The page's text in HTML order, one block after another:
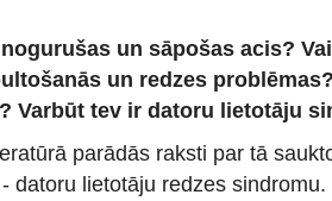
un sāpošas acis?
un redzes
Varbūt tev ir datoru lietotāju
parādās raksti par tā
- datoru lietotāju redzes